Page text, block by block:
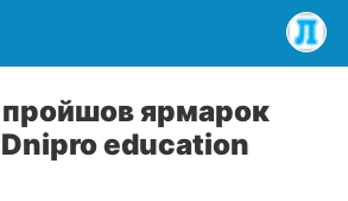
пройшов ярмарок
education